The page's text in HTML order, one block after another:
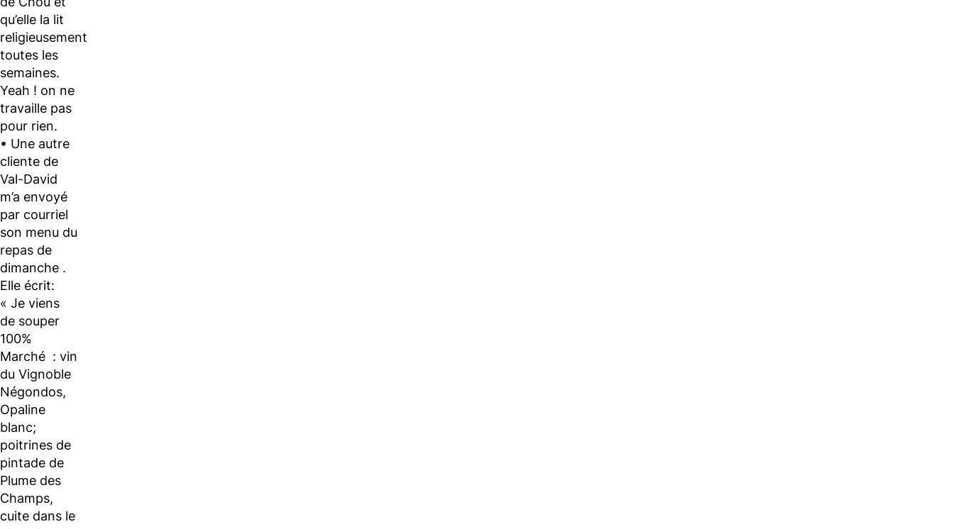
qu’elle la lit
religieusement
toutes les
semaines.
Yeah ! on ne
travaille pas
pour rien.
• Une autre
cliente de
Val-David
m’a envoyé
par courriel
son menu du
repas de
dimanche .
Elle écrit:
« Je viens
de souper
100%
Marché : vin
du Vignoble
Négondos,
Opaline
blanc;
poitrines de
pintade de
Plume des
Champs,
cuite dans le